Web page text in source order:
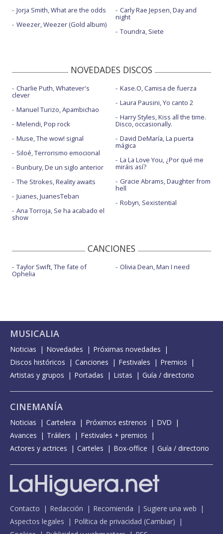
Jorja Smith, What are the odds
Weezer, Weezer (Gold album)
Carly Rae Jepsen, Day and
night
Toundra, Siete
NOVEDADES DISCOS
Charlie Puth, Whatever's
clever
Manuel Turizo, Apambichao
Melendi, Pop rock
Muse, The wow! signal
Siloé, Terrorismo emocional
Bunbury, De un siglo anterior
The Strokes, Reality awaits
Juanes, JuanesTeban
Ana Torroja, Se ha acabado el
show
Kase.O, Camisa de fuerza
Laura Pausini, Yo canto 2
Harry Styles, Kiss all the time.
Disco, occasionally.
David DeMaría, La puerta
mágica
La La Love You, ¿Por qué me
miráis así?
Gracie Abrams, Daughter from
hell
Robyn, Sexistential
CANCIONES
Taylor Swift, The fate of
Ophelia
Olivia Dean, Man I need
MUSICALIA
Noticias Novedades
Próximas novedades
Discos históricos
Canciones Festivales
Premios
Artistas y grupos
Portadas Listas Guía / directorio
CINEMANÍA
Noticias Cartelera Próximos estrenos
DVD
Avances
Tráilers
Festivales + premios
Actores y actrices
Carteles Box-office Guía / directorio
Contacto Redacción Recomienda
Sugiere una web
Aspectos legales
Política de privacidad (Cambiar)